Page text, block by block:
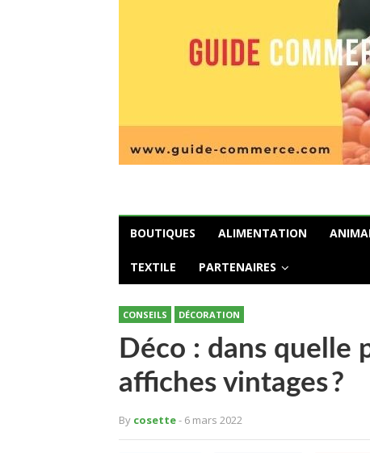
BOUTIQUES ALIMENTATION
TEXTILE PARTENAIRES
CONSEILS DÉCORATION
Déco : dans quelle
affiches vintages ?
By cosette- 6 mars 2022